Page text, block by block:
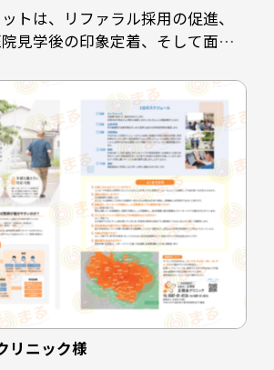
トは、リファラル採用の促進、
見学後の印象定着、そして面接
務委託スタッフが自信を持って
るよう、医院の理念や働く環境、
を整理し、魅力が的確に伝わる
。
布することで、見学後も医院の
う設計しています。さらに、転職
た接触時間の場面でも、医院の
目で伝わるツールとして活用で
めました。
では毎回同じ内容を説明する必
リニック様